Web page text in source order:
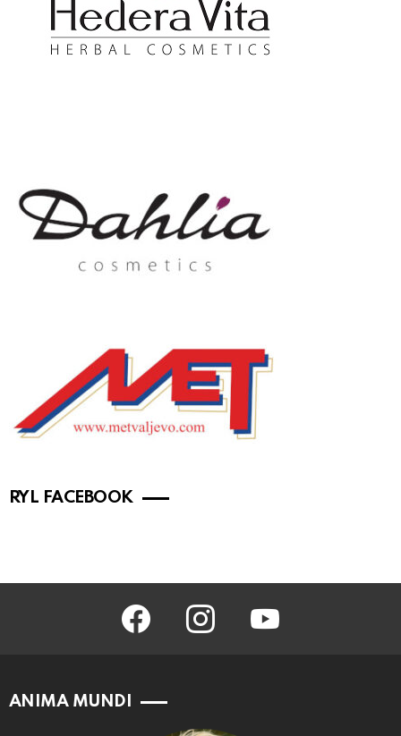
RYL FACEBOOK
facebook instagram
ANIMA MUNDI